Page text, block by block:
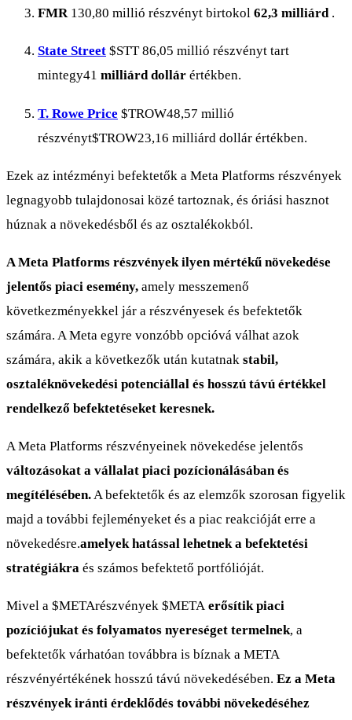
FMR130,80 millió részvényt birtokol 62,3 milliárd.
State Street $STT86,05 millió részvényt tart
mintegy41 milliárd dollár értékben.
T. Rowe Price $TROW48,57 millió
részvényt$TROW23,16 milliárd dollár értékben.
Ezek az intézményi befektetők a Meta Platforms részvények
legnagyobb tulajdonosai közé tartoznak, és óriási hasznot
húznak a növekedésből és az osztalékokból.
A Meta Platforms részvények ilyen mértékű növekedése
jelentős piaci esemény, amely messzemenő
következményekkel jár a részvényesek és befektetők
számára. A Meta egyre vonzóbb opcióvá válhat azok
számára, akik a következők után kutatnak stabil,
osztaléknövekedési potenciállal és hosszú távú értékkel
rendelkező befektetéseket keresnek.
A Meta Platforms részvényeinek növekedése jelentős
változásokat a vállalat piaci pozícionálásában és
megítélésében. A befektetők és az elemzők szorosan figyelik
majd a további fejleményeket és a piac reakcióját erre a
növekedésre.amelyek hatással lehetnek a befektetési
stratégiákra és számos befektető portfólióját.
Mivel a $METArészvények $META erősítik piaci
pozíciójukat és folyamatos nyereséget termelnek, a
befektetők várhatóan továbbra is bíznak a META
részvényértékének hosszú távú növekedésében. Ez a Meta
részvények iránti érdeklődés további növekedéséhez